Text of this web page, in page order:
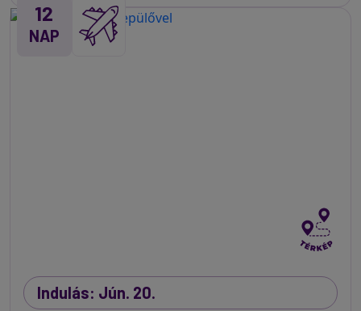
12
NAP
Indulás: Jún. 20.